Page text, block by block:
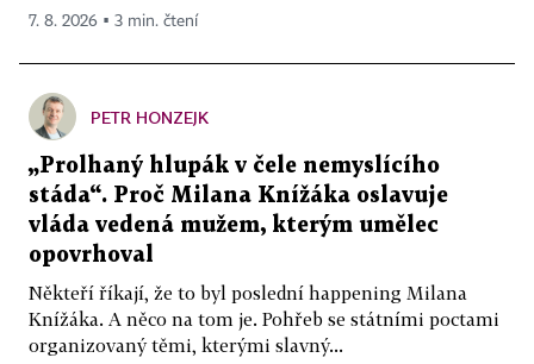
7. 8. 2026 ▪ 3 min. čtení
PETR HONZEJK
„Prolhaný hlupák v čele nemyslícího
stáda“. Proč Milana Knížáka oslavuje
vláda vedená mužem, kterým umělec
opovrhoval
Někteří říkají, že to byl poslední happening Milana
Knížáka. A něco na tom je. Pohřeb se státními poctami
organizovaný těmi, kterými slavný...